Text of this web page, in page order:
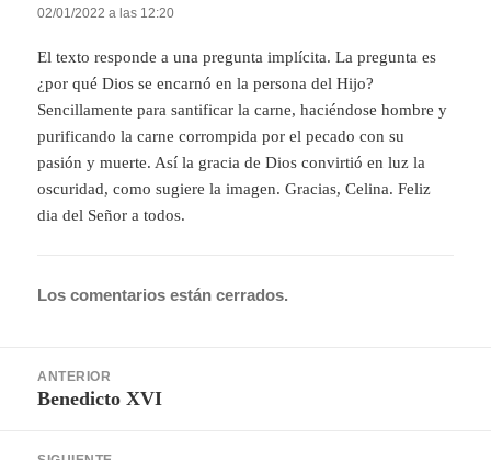
02/01/2022 a las 12:20
El texto responde a una pregunta implícita. La pregunta es
¿por qué Dios se encarnó en la persona del Hijo?
Sencillamente para santificar la carne, haciéndose hombre y
purificando la carne corrompida por el pecado con su
pasión y muerte. Así la gracia de Dios convirtió en luz la
oscuridad, como sugiere la imagen. Gracias, Celina. Feliz
dia del Señor a todos.
Los comentarios están cerrados.
ANTERIOR
Entrada
Benedicto XVI